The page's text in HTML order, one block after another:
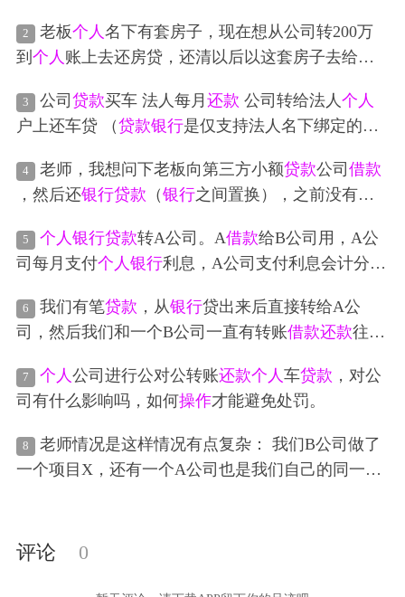
个人还掉借款，现在的问题是转出去的钱无法开
票，请问这笔钱要怎么合理的操作？
2 老板个人名下有套房子，现在想从公司转200万
到 个人 账上去还房贷，还清以后以这套房子去给公
转款是不是作为借款给老板的，后期要还款？不知
道怎么操作
3 公司 贷款买车 法人每月 还款 公司转给法人个人
户上还车贷 （贷款银行是仅支持法人名下绑定的银
司私户转入合适
4 老师，我想问下老板向第三方小额贷款公司 借款
，然后还银行贷款 （银行之间置换），之前没有做
支付给第二家公司，不开票请问这整个账务怎么处
理
5 个人银行贷款转A公司。A借款给B公司用，A公
司每月支付个人银行利息，A公司支付利息会计分录
6 我们有笔贷款 ，从银行贷出来后直接转给A公
司，然后我们和一个B公司一直有转账借款还款往
息。我做账是收到B公司钱借银行 贷其他应付款B 还
利息时:借财务费用，贷银行然后又做了一笔借财务
费用红字 贷其他应付款B红字
7 个人公司进行公对公转账还款个人车贷款 ，对公
司有什么影响吗，如何操作才能避免处罚。
8
老师情况是这样情况有点复杂： 我们B公司做了
一个项目X，还有一个A公司也是我们自己的同一个
这个项目X结束了，X户上有35000打给了B公司，10
评论 0